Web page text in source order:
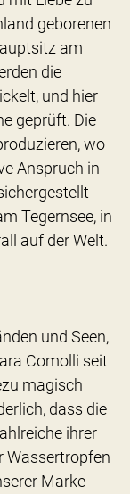
geborenen
am
die
und hier
geprüft. Die
wo
Anspruch in
Tegernsee, in
auf der Welt.
und Seen,
Comolli seit
magisch
dass die
ihrer
Wassertropfen
Marke